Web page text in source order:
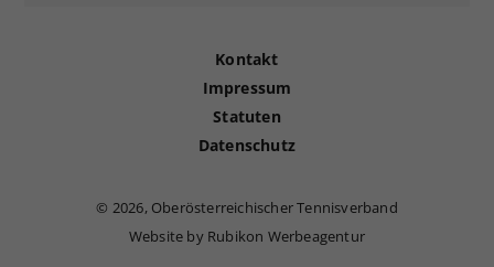
Kontakt
Impressum
Statuten
Datenschutz
© 2026, Oberösterreichischer Tennisverband
Website by Rubikon Werbeagentur